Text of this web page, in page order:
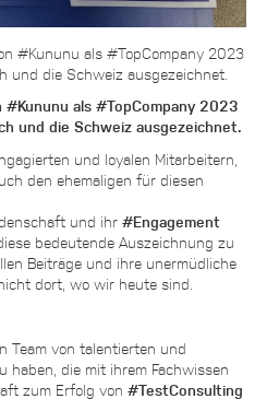
#Kununu als #TopCompany 2023
und die Schweiz ausgezeichnet.
als #TopCompany 2023
und die Schweiz ausgezeichnet.
und loyalen Mitarbeitern,
den ehemaligen für diesen
und ihr #Engagement
bedeutende Auszeichnung zu
Beiträge und ihre unermüdliche
dort, wo wir heute sind.
Team von talentierten und
haben, die mit ihrem Fachwissen
zum Erfolg von #TestConsulting